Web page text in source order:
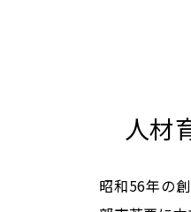
人材
昭和56年の